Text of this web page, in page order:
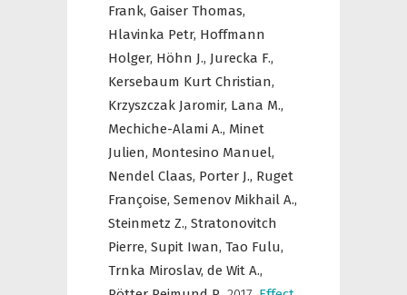
Frank, Gaiser Thomas,
Hlavinka Petr, Hoffmann
Holger, Höhn J., Jurecka F.,
Kersebaum Kurt Christian,
Krzyszczak Jaromir, Lana M.,
Mechiche-Alami A., Minet
Julien, Montesino Manuel,
Nendel Claas, Porter J., Ruget
Françoise, Semenov Mikhail A.,
Steinmetz Z., Stratonovitch
Pierre, Supit Iwan, Tao Fulu,
Trnka Miroslav, de Wit A.,